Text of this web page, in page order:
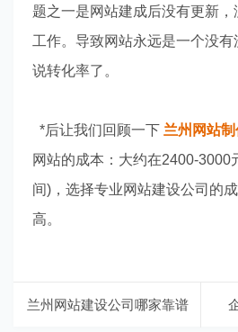
题之一是网站建成后没有更新
工作。导致网站永远是一个没有
说转化率了。
*后让我们回顾一下 兰州网站制
网站的成本：大约在2400-3000
间)，选择专业网站建设公司的
高。
兰州网站建设公司哪家靠谱